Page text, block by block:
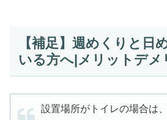
【補足】週めくりと日
いる方へ|メリットデメ
設置場所がトイレの場合は、